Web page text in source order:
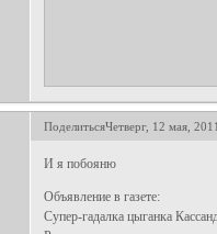
ПоделитьсяЧетверг, 12 мая,
И я побояню
Объявление в газете:
Супер-гадалка цыганка